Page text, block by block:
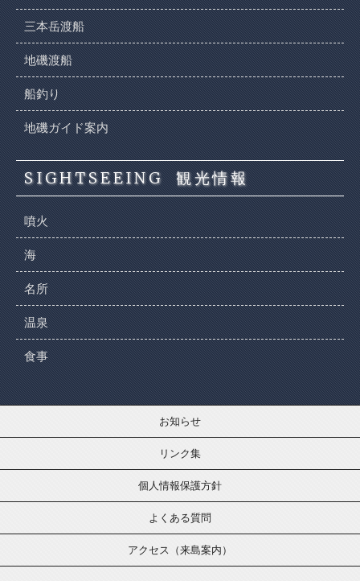
三本岳渡船
地磯渡船
船釣り
地磯ガイド案内
SIGHTSEEING 観光情報
噴火
海
名所
温泉
食事
お知らせ
リンク集
個人情報保護方針
よくある質問
アクセス（来島案内）